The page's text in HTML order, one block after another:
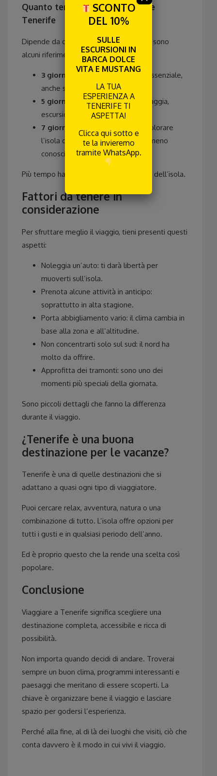
Quanto tempo serve per visitare
Tenerife
Dipende da ciò che vuoi fare, ma questi sono
alcuni riferimenti:
3 giorni
: sufficienti per vedere l’essenziale,
anche se in modo rapido.
5 giorni:
ideali per combinare spiaggia,
escursioni e percorsi.
7 giorni o più:
permettono di esplorare
l’isola con calma e scoprire zone meno
conosciute.
Più tempo hai, più potrai goderti il ritmo dell’isola.
Fattori da tenere in
considerazione
Per sfruttare meglio il viaggio, tieni presenti questi
aspetti:
Noleggia un’auto: ti darà libertà per
muoverti sull’isola.
Prenota alcune attività in anticipo:
soprattutto in alta stagione.
Porta abbigliamento vario: il clima cambia in
base alla zona e all’altitudine.
Non concentrarti solo sul sud: il nord ha
molto da offrire.
Approfitta dei tramonti: sono uno dei
momenti più speciali della giornata.
Sono piccoli dettagli che fanno la differenza
durante il viaggio.
¿Tenerife è una buona
destinazione per le vacanze?
Tenerife è una di quelle destinazioni che si
adattano a quasi ogni tipo di viaggiatore.
Puoi cercare relax, avventura, natura o una
combinazione di tutto. L’isola offre opzioni per
tutti i gusti e in qualsiasi periodo dell’anno.
Ed è proprio questo che la rende una scelta così
popolare.
Conclusione
Viaggiare a Tenerife significa scegliere una
destinazione completa, accessibile e ricca di
possibilità.
Non importa quando decidi di andare. Troverai
sempre un buon clima, programmi interessanti e
paesaggi che meritano di essere scoperti. La
chiave è organizzare bene il viaggio e lasciare
spazio per godersi l’esperienza.
Perché alla fine, al di là dei luoghi che visiti, ciò che
conta davvero è il modo in cui vivi il viaggio.
SCONTO
DEL 10%
SULLE
ESCURSIONI IN
BARCA DOLCE
VITA E MUSTANG
LA TUA
ESPERIENZA A
TENERIFE TI
ASPETTA!
Clicca qui sotto e
te la invieremo
tramite WhatsApp.